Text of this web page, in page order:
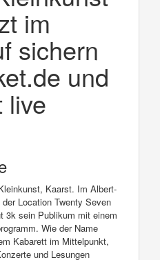
im
sichern
und
live
Kaarst. Im Albert-
Location Twenty Seven
3k sein Publikum mit einem
Wie der Name
Kabarett im Mittelpunkt,
und Lesungen